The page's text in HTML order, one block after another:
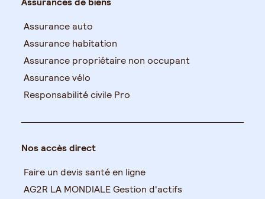
Assurance auto
Assurance habitation
Assurance propriétaire non occupant
Assurance vélo
Responsabilité civile Pro
Nos accès direct
Faire un devis santé en ligne
AG2R LA MONDIALE Gestion d'actifs